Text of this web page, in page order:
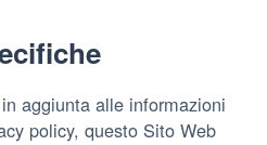
aggiunta alle informazioni
policy, questo Sito Web